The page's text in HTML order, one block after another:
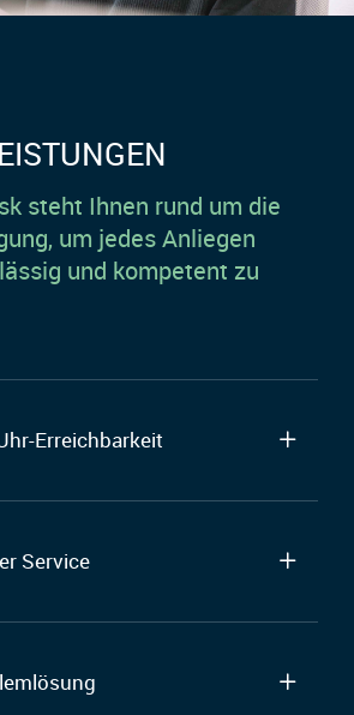
steht Ihnen rund um die
um jedes Anliegen
und kompetent zu
Erreichbarkeit
Service